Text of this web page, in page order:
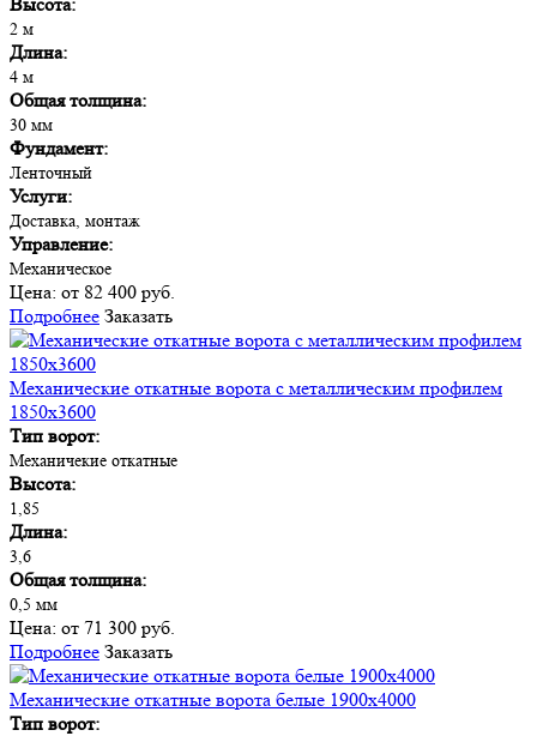
2 м
Длина:
4 м
Общая толщина:
30 мм
Фундамент:
Ленточный
Услуги:
Доставка, монтаж
Управление:
Механическое
Цена: от 82 400 руб.
Подробнее Заказать
Механические откатные ворота с металлическим профилем
1850х3600
Тип ворот:
Механичекие откатные
Высота:
1,85
Длина:
3,6
Общая толщина:
0,5 мм
Цена: от 71 300 руб.
Подробнее Заказать
Механические откатные ворота белые 1900х4000
Тип ворот: